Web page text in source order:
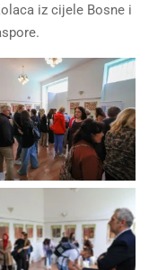
iz cijele Bosne i